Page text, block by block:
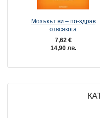
Мозъкът ви – по-здрав
отвсякога
7,62 €
14,90 лв.